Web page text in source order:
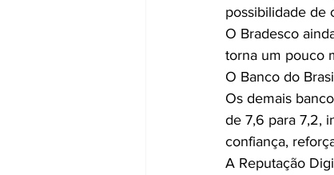
possibilidade de
O Bradesco
torna um pouco
O Banco do
Os demais
de 7,6 para 7,2,
confiança,
A Reputação